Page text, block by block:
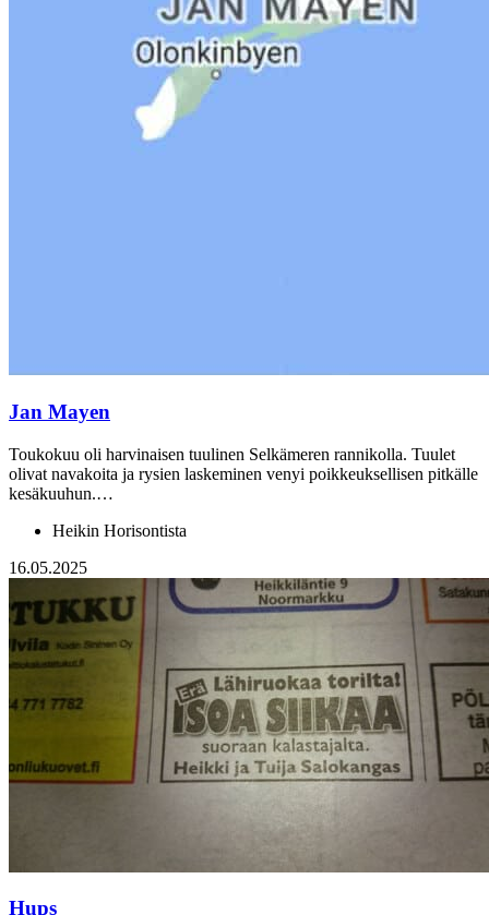
Jan Mayen
Toukokuu oli harvinaisen tuulinen Selkämeren rannikolla. Tuulet
olivat navakoita ja rysien laskeminen venyi poikkeuksellisen pitkälle
kesäkuuhun.…
Heikin Horisontista
16.05.2025
Hups